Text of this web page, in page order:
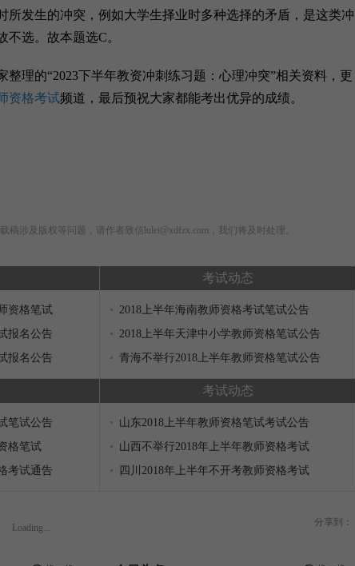
所发生的冲突，例如大学生择业时多种选择的矛盾，是这类冲
不选。故本题选C。
理的“2023下半年教资冲刺练习题：心理冲突”相关资料，更
资格考试频道，最后预祝大家都能考出优异的成绩。
稿涉及版权等问题，请作者致信lulei@xdfzx.com，我们将及时处理。
资格笔试
报名公告
报名公告
考试动态
2018上半年海南教师资格考试笔试公告
2018上半年天津中小学教师资格笔试公告
青海不举行2018上半年教师资格笔试公告
笔试公告
格笔试
考试通告
考试动态
山东2018上半年教师资格笔试考试公告
山西不举行2018年上半年教师资格考试
四川2018年上半年不开考教师资格考试
Loading... 分享到：